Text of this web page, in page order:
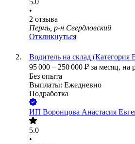
5.0
•
2 отзыва
Пермь, р-н Свердловский
Откликнуться
Водитель на склад (Категория
95 000 – 250 000 ₽ за месяц, на
Без опыта
Выплаты: Ежедневно
Подработка
ИП Воронцова Анастасия
5.0
•